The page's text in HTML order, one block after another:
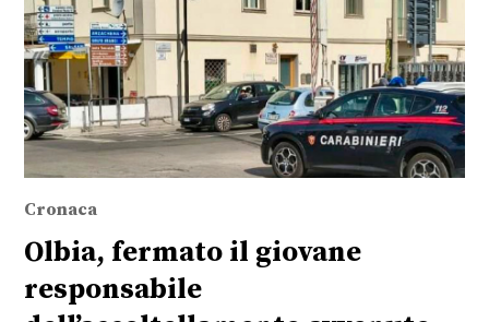
Cronaca
Olbia, fermato il giovane
responsabile